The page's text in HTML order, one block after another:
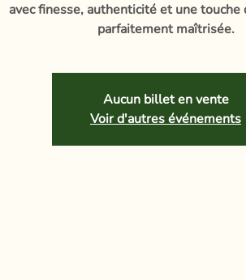
avec finesse, authenticité et une
parfaitement maîtrisée.
Aucun billet en vente
Voir d'autres événements